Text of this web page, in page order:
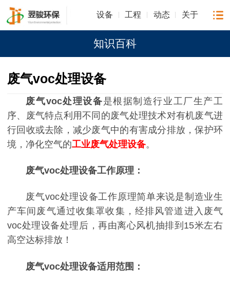
设备 工程 动态 关于
知识百科
废气voc处理设备
废气voc处理设备是根据制造行业工厂生产工
序、废气特点利用不同的废气处理技术对有机废气进
行回收或去除，减少废气中的有害成分排放，保护环
境，净化空气的工业废气处理设备。
废气voc处理设备工作原理：
废气voc处理设备工作原理简单来说是制造业生
产车间废气通过收集罩收集，经排风管道进入废气
voc处理设备处理后，再由离心风机抽排到15米左右
高空达标排放！
废气voc处理设备适用范围：